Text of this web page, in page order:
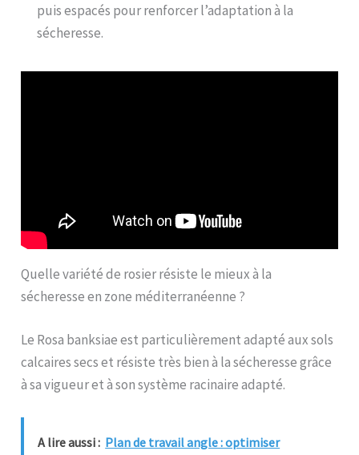
puis espacés pour renforcer l’adaptation à la
sécheresse.
Quelle variété de rosier résiste le mieux à la
sécheresse en zone méditerranéenne ?
Le Rosa banksiae est particulièrement adapté aux sols
calcaires secs et résiste très bien à la sécheresse grâce
à sa vigueur et à son système racinaire adapté.
A lire aussi : Plan de travail angle : optimiser